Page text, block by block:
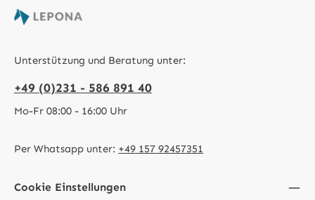
Unterstützung und Beratung unter:
+49 (0)231 - 586 891 40
Mo-Fr 08:00 - 16:00 Uhr
Per Whatsapp unter: +49 157 92457351
Cookie Einstellungen